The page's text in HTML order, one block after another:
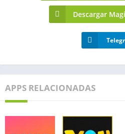
Descargar
APPS RELACIONADAS